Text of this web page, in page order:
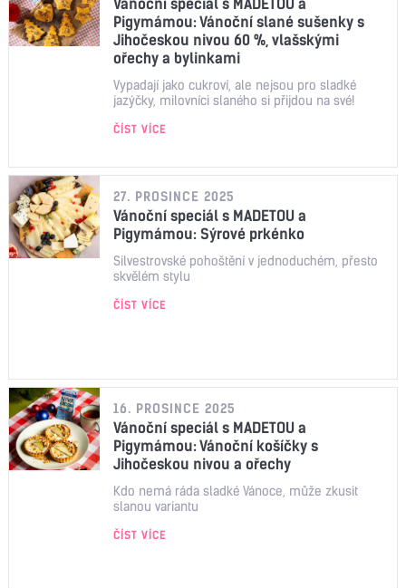
Pigymámou: Vánoční slané sušenky s
Jihočeskou nivou 60 %, vlašskými
ořechy a bylinkami
Vypadají jako cukroví, ale nejsou pro sladké
jazýčky, milovníci slaného si přijdou na své!
ČÍST VÍCE
27. PROSINCE 2025
Vánoční speciál s MADETOU a
Pigymámou: Sýrové prkénko
Silvestrovské pohoštění v jednoduchém, přesto
skvělém stylu
ČÍST VÍCE
16. PROSINCE 2025
Vánoční speciál s MADETOU a
Pigymámou: Vánoční košíčky s
Jihočeskou nivou a ořechy
Kdo nemá ráda sladké Vánoce, může zkusit
slanou variantu
ČÍST VÍCE